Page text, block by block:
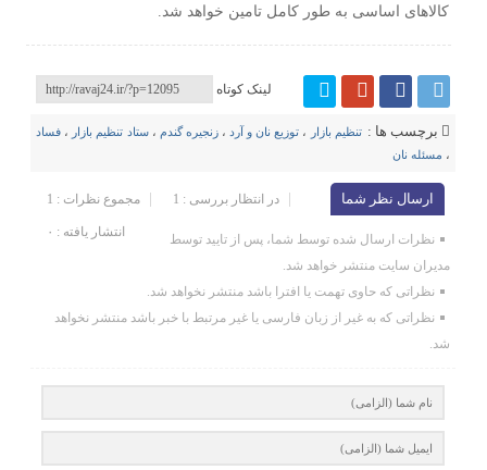
کالا‌های اساسی به طور کامل تامین خواهد شد.
لینک کوتاه
برچسب ها : تنظیم بازار ، توزیع نان و آرد ،زنجیره گندم ،ستاد تنظیم بازار ، فساد‌
، مسئله نان
ارسال نظر شما مجموع نظرات : 1 در انتظار بررسی : 1
انتشار یافته : ۰
نظرات ارسال شده توسط شما، پس از تایید توسط
مدیران سایت منتشر خواهد شد.
نظراتی که حاوی تهمت یا افترا باشد منتشر نخواهد شد.
نظراتی که به غیر از زبان فارسی یا غیر مرتبط با خبر باشد منتشر نخواهد
شد.